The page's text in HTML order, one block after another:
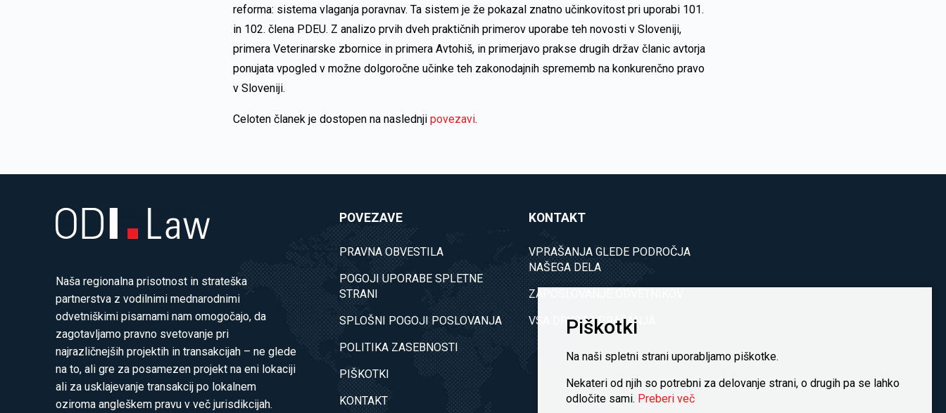
Piškotki
Na naši spletni strani uporabljamo piškotke.
Nekateri od njih so potrebni za delovanje strani, o drugih pa se lahko
odločite sami. Preberi več
reforma: sistema vlaganja poravnav. Ta sistem je že pokazal znatno učinkovitost pri uporabi 101.
in 102. člena PDEU. Z analizo prvih dveh praktičnih primerov uporabe teh novosti v Sloveniji,
primera Veterinarske zbornice in primera Avtohiš, in primerjavo prakse drugih držav članic avtorja
ponujata vpogled v možne dolgoročne učinke teh zakonodajnih sprememb na konkurenčno pravo
v Sloveniji.
Celoten članek je dostopen na naslednjipovezavi.
Naša regionalna prisotnost in strateška
partnerstva z vodilnimi mednarodnimi
odvetniškimi pisarnami nam omogočajo, da
zagotavljamo pravno svetovanje pri
najrazličnejših projektih in transakcijah – ne glede
na to, ali gre za posamezen projekt na eni lokaciji
ali za usklajevanje transakcij po lokalnem
oziroma angleškem pravu v več jurisdikcijah.
POVEZAVE
PRAVNA OBVESTILA
POGOJI UPORABE SPLETNE
STRANI
SPLOŠNI POGOJI POSLOVANJA
POLITIKA ZASEBNOSTI
PIŠKOTKI
KONTAKT
KONTAKT
VPRAŠANJA GLEDE PODROČJA
NAŠEGA DELA
ZAPOSLOVANJE ODVETNIKOV
VSA DRUGA VPRAŠANJA